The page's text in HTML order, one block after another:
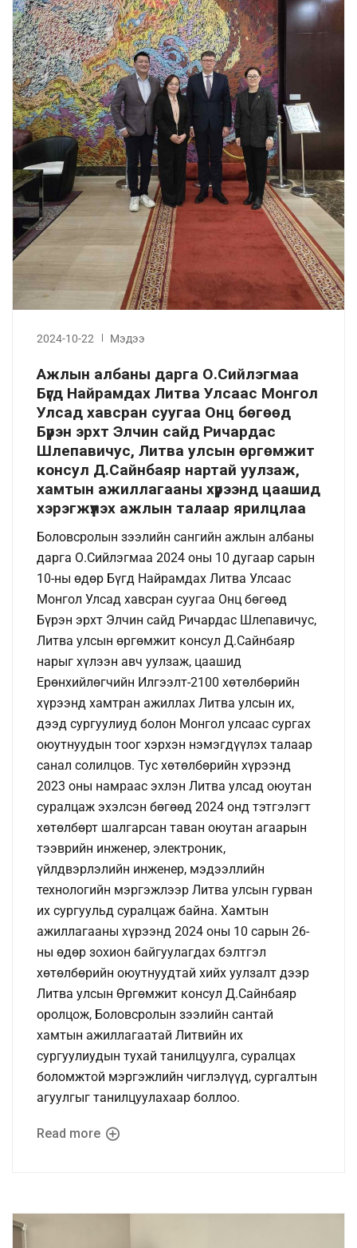
2024-10-22 Мэдээ
Ажлын албаны дарга О.Сийлэгмаа
Бүгд Найрамдах Литва Улсаас Монгол
Улсад хавсран суугаа Онц бөгөөд
Бүрэн эрхт Элчин сайд Ричардас
Шлепавичус, Литва улсын өргөмжит
консул Д.Сайнбаяр нартай уулзаж,
хамтын ажиллагааны хүрээнд цаашид
хэрэгжүүлэх ажлын талаар ярилцлаа
Боловсролын зээлийн сангийн ажлын албаны
дарга О.Сийлэгмаа 2024 оны 10 дугаар сарын
10-ны өдөр Бүгд Найрамдах Литва Улсаас
Монгол Улсад хавсран суугаа Онц бөгөөд
Бүрэн эрхт Элчин сайд Ричардас Шлепавичус,
Литва улсын өргөмжит консул Д.Сайнбаяр
нарыг хүлээн авч уулзаж, цаашид
Ерөнхийлөгчийн Илгээлт-2100 хөтөлбөрийн
хүрээнд хамтран ажиллах Литва улсын их,
дээд сургуулиуд болон Монгол улсаас сургах
оюутнуудын тоог хэрхэн нэмэгдүүлэх талаар
санал солилцов. Тус хөтөлбөрийн хүрээнд
2023 оны намраас эхлэн Литва улсад оюутан
суралцаж эхэлсэн бөгөөд 2024 онд тэтгэлэгт
хөтөлбөрт шалгарсан таван оюутан агаарын
тээврийн инженер, электроник,
үйлдвэрлэлийн инженер, мэдээллийн
технологийн мэргэжлээр Литва улсын гурван
их сургуульд суралцаж байна. Хамтын
ажиллагааны хүрээнд 2024 оны 10 сарын 26-
ны өдөр зохион байгуулагдах бэлтгэл
хөтөлбөрийн оюутнуудтай хийх уулзалт дээр
Литва улсын Өргөмжит консул Д.Сайнбаяр
оролцож, Боловсролын зээлийн сантай
хамтын ажиллагаатай Литвийн их
сургуулиудын тухай танилцуулга, суралцах
боломжтой мэргэжлийн чиглэлүүд, сургалтын
агуулгыг танилцуулахаар боллоо.
Read more